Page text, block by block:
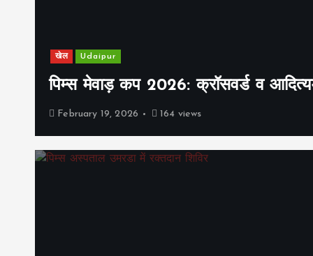
खेल Udaipur
पिम्स मेवाड़ कप 2026: क्रॉसवर्ड व
February 19, 2026 164 views